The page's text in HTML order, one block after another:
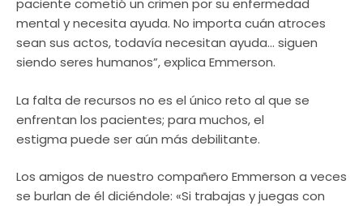
paciente cometió un crimen por su enfermedad
mental y necesita ayuda. No importa cuán atroces
sean sus actos, todavía necesitan ayuda… siguen
siendo seres humanos”, explica Emmerson.
La falta de recursos no es el único reto al que se
enfrentan los pacientes; para muchos, el
estigma puede ser aún más debilitante.
Los amigos de nuestro compañero Emmerson a veces
se burlan de él diciéndole: «Si trabajas y juegas con